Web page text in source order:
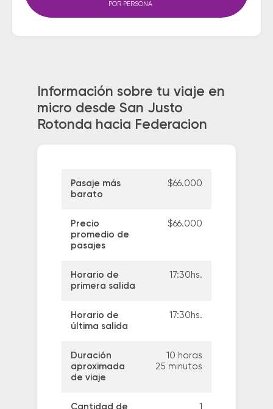
POR PERSONA
Información sobre tu viaje en
micro desde San Justo
Rotonda hacia Federacion
Pasaje más
barato
$66.000
Precio
promedio de
pasajes
$66.000
Horario de
primera salida
17:30hs.
Horario de
última salida
17:30hs.
Duración
aproximada
de viaje
10 horas
25 minutos
Cantidad de
1